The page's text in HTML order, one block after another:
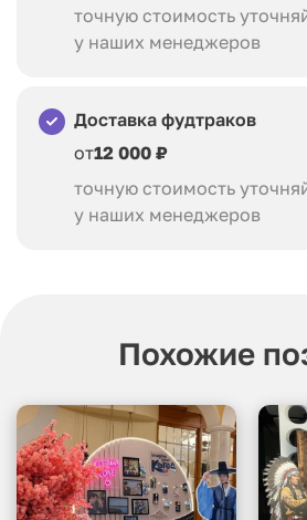
точную стоимость
у наших менеджеров
Доставка фудтраков
от12 000 ₽
точную стоимость
у наших менеджеров
Похожие